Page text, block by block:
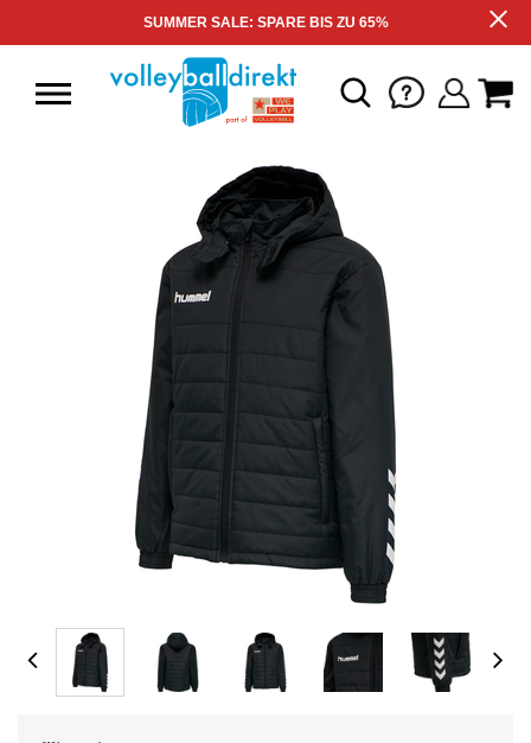
SUMMER SALE: SPARE BIS ZU 65%